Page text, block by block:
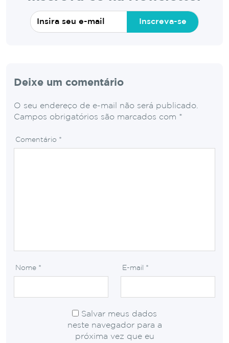
Inscreva-se
Deixe um comentário
O seu endereço de e-mail não será publicado.
Campos obrigatórios são marcados com *
Comentário *
Nome * E-mail *
Salvar meus dados
neste navegador para a
próxima vez que eu